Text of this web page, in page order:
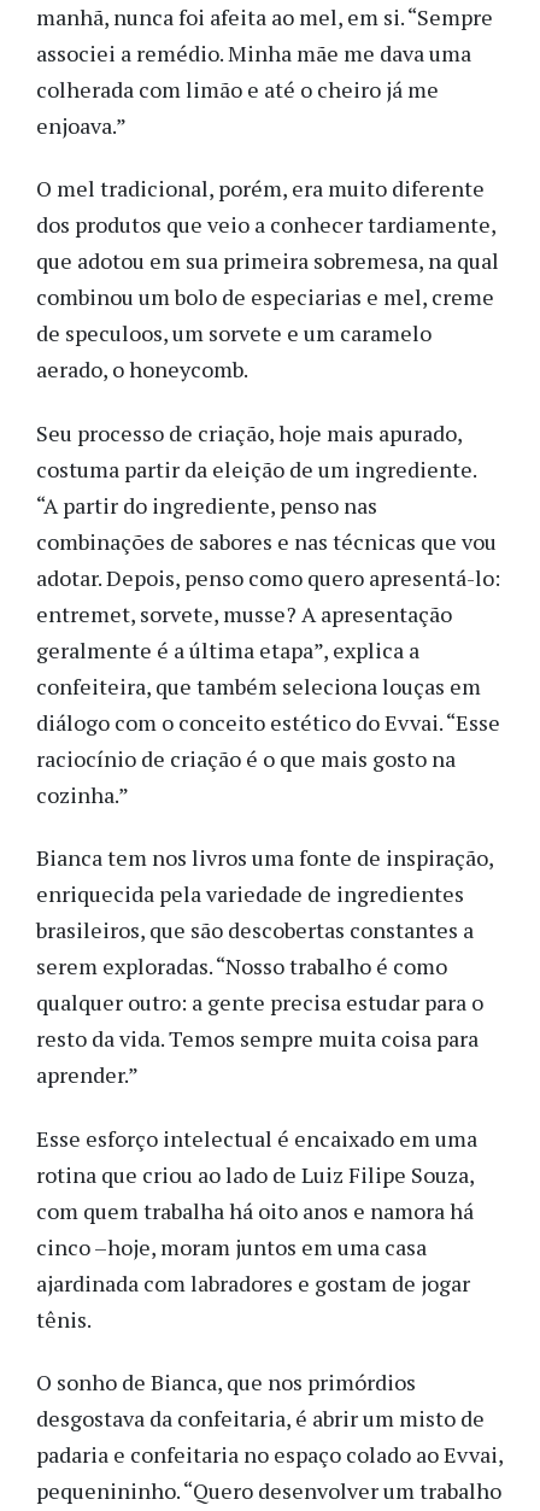
manhã, nunca foi afeita ao mel, em si. “Sempre
associei a remédio. Minha mãe me dava uma
colherada com limão e até o cheiro já me
enjoava.”
O mel tradicional, porém, era muito diferente
dos produtos que veio a conhecer tardiamente,
que adotou em sua primeira sobremesa, na qual
combinou um bolo de especiarias e mel, creme
de speculoos, um sorvete e um caramelo
aerado, o honeycomb.
Seu processo de criação, hoje mais apurado,
costuma partir da eleição de um ingrediente.
“A partir do ingrediente, penso nas
combinações de sabores e nas técnicas que vou
adotar. Depois, penso como quero apresentá-lo:
entremet, sorvete, musse? A apresentação
geralmente é a última etapa”, explica a
confeiteira, que também seleciona louças em
diálogo com o conceito estético do Evvai. “Esse
raciocínio de criação é o que mais gosto na
cozinha.”
Bianca tem nos livros uma fonte de inspiração,
enriquecida pela variedade de ingredientes
brasileiros, que são descobertas constantes a
serem exploradas. “Nosso trabalho é como
qualquer outro: a gente precisa estudar para o
resto da vida. Temos sempre muita coisa para
aprender.”
Esse esforço intelectual é encaixado em uma
rotina que criou ao lado de Luiz Filipe Souza,
com quem trabalha há oito anos e namora há
cinco –hoje, moram juntos em uma casa
ajardinada com labradores e gostam de jogar
tênis.
O sonho de Bianca, que nos primórdios
desgostava da confeitaria, é abrir um misto de
padaria e confeitaria no espaço colado ao Evvai,
pequenininho. “Quero desenvolver um trabalho